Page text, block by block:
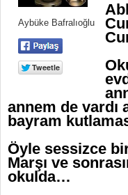
Aybüke Bafralıoğlu
annem de
bayram
Öyle sessizce
Marşı ve
okulda…